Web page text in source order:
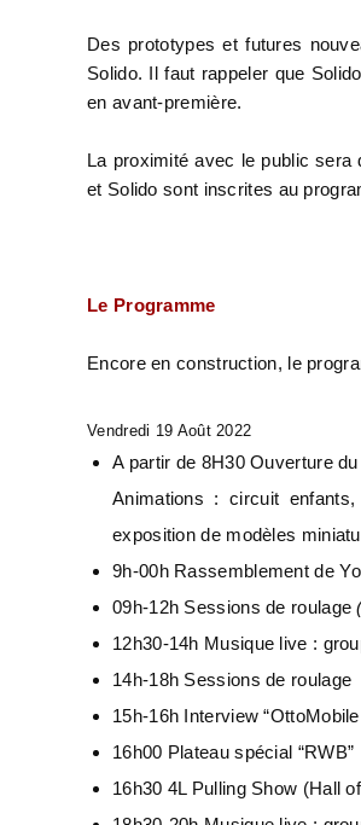
Des prototypes et futures
Solido. Il faut rappeler que
en avant-première.
La proximité avec le public
et Solido sont inscrites au
Le Programme
Encore en construction, le
Vendredi 19 Août 2022
A partir de 8H30 Ouverture
Animations : circuit
exposition de modèles
9h-00h Rassemblement de
09h-12h Sessions de roulage
12h30-14h Musique live :
14h-18h Sessions de roulage
15h-16h Interview
16h00 Plateau spécial “RWB”
16h30 4L Pulling Show (Hall